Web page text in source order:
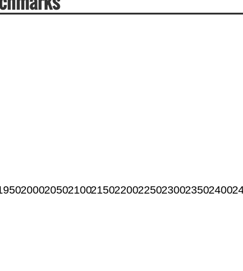
200020502100215022002250230023502400